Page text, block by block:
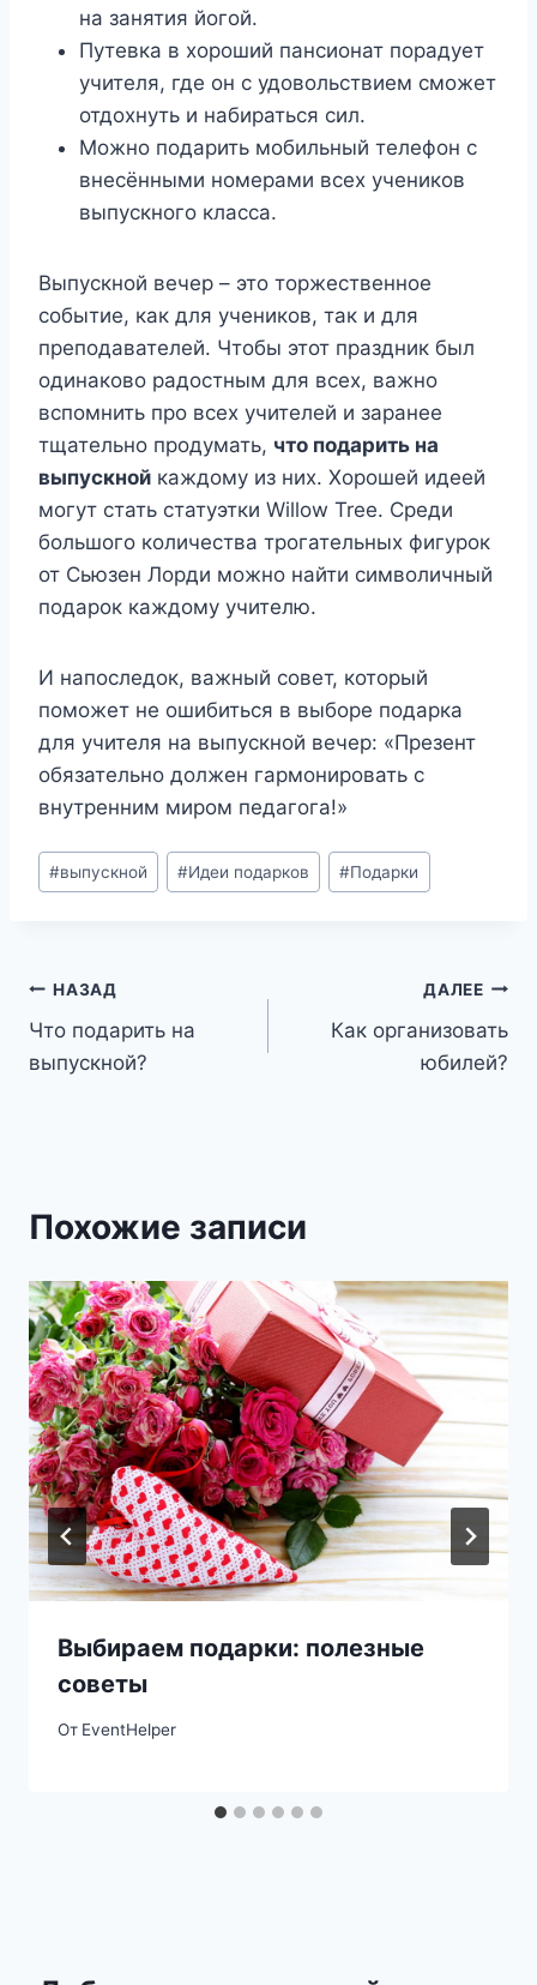
на занятия йогой.
Путевка в хороший пансионат порадует
учителя, где он с удовольствием сможет
отдохнуть и набираться сил.
Можно подарить мобильный телефон с
внесёнными номерами всех учеников
выпускного класса.
Выпускной вечер – это торжественное
событие, как для учеников, так и для
преподавателей. Чтобы этот праздник был
одинаково радостным для всех, важно
вспомнить про всех учителей и заранее
тщательно продумать, что подарить на
выпускной каждому из них. Хорошей идеей
могут стать статуэтки Willow Tree. Среди
большого количества трогательных фигурок
от Сьюзен Лорди можно найти символичный
подарок каждому учителю.
И напоследок, важный совет, который
поможет не ошибиться в выборе подарка
для учителя на выпускной вечер: «Презент
обязательно должен гармонировать с
внутренним миром педагога!»
Метки
записи:
#выпускной #Идеи подарков #Подарки
Навигация
по
НАЗАД
Что подарить на
выпускной?
ДАЛЕЕ
Как организовать
юбилей?
Похожие записи
Выбираем подарки: полезные
советы
От EventHelper